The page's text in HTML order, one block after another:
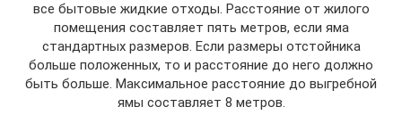
все бытовые жидкие отходы. Расстояние от жилого
помещения составляет пять метров, если яма
стандартных размеров. Если размеры отстойника
больше положенных, то и расстояние до него должно
быть больше. Максимальное расстояние до выгребной
ямы составляет 8 метров.